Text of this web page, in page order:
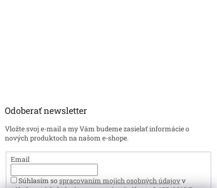
Odoberať newsletter
Vložte svoj e-mail a my Vám budeme zasielať informácie o
nových produktoch na našom e-shope.
Email
Súhlasím sospracovaním mojich osobných údajovv